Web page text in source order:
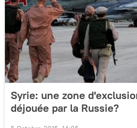
Syrie: une zone
déjouée par la Russie?